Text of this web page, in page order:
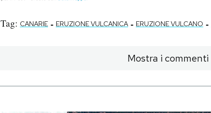
Tag: CANARIE - ERUZIONE VULCANICA - ERUZIONE VULCANO -
Mostra i commenti